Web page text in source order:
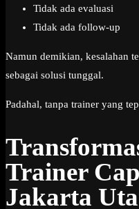
Tidak ada evaluasi
Tidak ada follow-up
Namun demikian, kesalahan
sebagai solusi tunggal.
Padahal, tanpa trainer yang
Trainer
Jakarta